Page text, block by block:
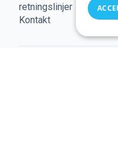
retningslinjer
Kontakt